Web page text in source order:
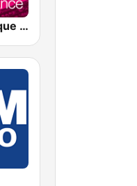
France Musique Concerts de Radio France